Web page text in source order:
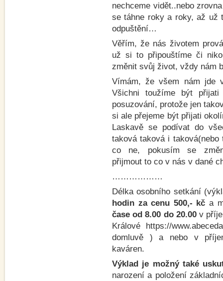
nechceme vidět..nebo
se táhne roky a roky, až
odpuštění…
Věřím, že nás životem
už si to připouštíme či
změnit svůj život, vždy nám
Vímám, že všem nám jde
Všichni toužíme být
posuzování, protože jen
si ale přejeme být přijati
Laskavě se podívat do
taková taková i
co ne, pokusím se
přijmout to co v nás v dané
………………
Délka osobního setkání
hodin za cenu 500,- kč a
čase od 8.00 do 20.00v
Králové https://
domluvě ) a nebo v
kaváren.
Výklad je možný také
narození a položení